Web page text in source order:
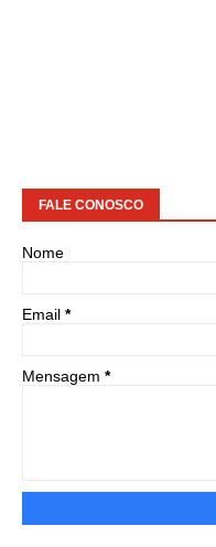
FALE CONOSCO
Nome
Email *
Mensagem *